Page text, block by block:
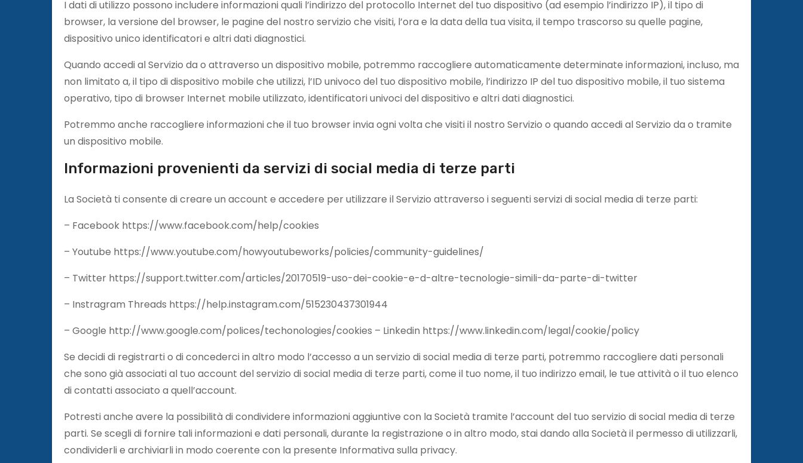
I dati di utilizzo possono includere informazioni quali l’indirizzo del protocollo Internet del tuo dispositivo (ad esempio l’indirizzo IP), il tipo di
browser, la versione del browser, le pagine del nostro servizio che visiti, l’ora e la data della tua visita, il tempo trascorso su quelle pagine,
dispositivo unico identificatori e altri dati diagnostici.
Quando accedi al Servizio da o attraverso un dispositivo mobile, potremmo raccogliere automaticamente determinate informazioni, incluso, ma
non limitato a, il tipo di dispositivo mobile che utilizzi, l’ID univoco del tuo dispositivo mobile, l’indirizzo IP del tuo dispositivo mobile, il tuo sistema
operativo, tipo di browser Internet mobile utilizzato, identificatori univoci del dispositivo e altri dati diagnostici.
Potremmo anche raccogliere informazioni che il tuo browser invia ogni volta che visiti il ​​nostro Servizio o quando accedi al Servizio da o tramite
un dispositivo mobile.
Informazioni provenienti da servizi di social media di terze parti
La Società ti consente di creare un account e accedere per utilizzare il Servizio attraverso i seguenti servizi di social media di terze parti:
– Facebook https://www.facebook.com/help/cookies
– Youtube https://www.youtube.com/howyoutubeworks/policies/community-guidelines/
– Twitter https://support.twitter.com/articles/20170519-uso-dei-cookie-e-d-altre-tecnologie-simili-da-parte-di-twitter
– Instragram Threads https://help.instagram.com/515230437301944
– Google http://www.google.com/polices/techonologies/cookies – Linkedin https://www.linkedin.com/legal/cookie/policy
Se decidi di registrarti o di concederci in altro modo l’accesso a un servizio di social media di terze parti, potremmo raccogliere dati personali
che sono già associati al tuo account del servizio di social media di terze parti, come il tuo nome, il tuo indirizzo email, le tue attività o il tuo elenco
di contatti associato a quell’account.
Potresti anche avere la possibilità di condividere informazioni aggiuntive con la Società tramite l’account del tuo servizio di social media di terze
parti. Se scegli di fornire tali informazioni e dati personali, durante la registrazione o in altro modo, stai dando alla Società il permesso di utilizzarli,
condividerli e archiviarli in modo coerente con la presente Informativa sulla privacy.